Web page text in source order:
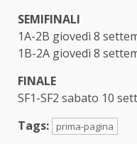
SEMIFINALI
1A-2B giovedì 8
1B-2A giovedì 8
FINALE
SF1-SF2 sabato 10
Tags:
prima-pagina